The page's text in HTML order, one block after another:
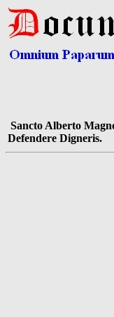
Sancto Alberto
Defendere Digneris.